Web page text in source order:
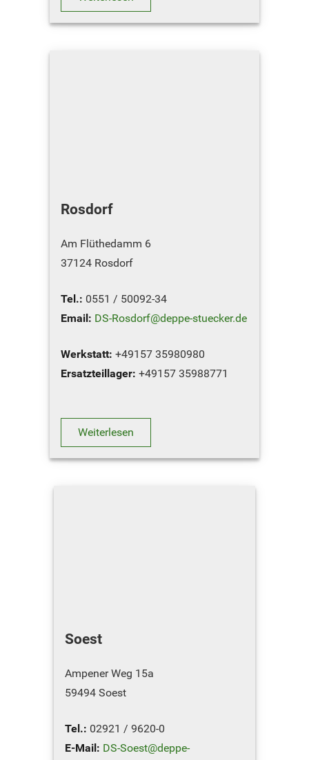
Rosdorf
Am Flüthedamm 6
37124 Rosdorf
Tel.: 0551 / 50092-34
Email: DS-Rosdorf@deppe-stuecker.de
Werkstatt: +49157 35980980
Ersatzteillager: +49157 35988771
Sie möchten unseren Standort in …
Weiterlesen
Soest
Ampener Weg 15a
59494 Soest
Tel.: 02921 / 9620-0
E-Mail: DS-Soest@deppe-